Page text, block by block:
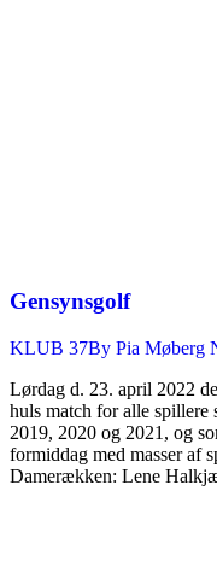
Gensynsgolf
KLUB 37By Pia Møberg
Lørdag d. 23. april 2022
huls match for alle
2019, 2020 og 2021, og
formiddag med masser af
Damerækken: Lene